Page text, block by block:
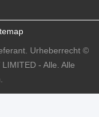
Urheberrecht ©
- Alle. Alle